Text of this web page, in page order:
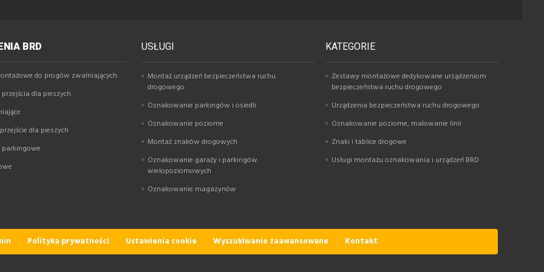
BRD
do progów zwalniających
dla pieszych
dla pieszych
USŁUGI
Montaż urządzeń bezpieczeństwa ruchu
drogowego
Oznakowanie parkingów i osiedli
Oznakowanie poziome
Montaż znaków drogowych
Oznakowanie garaży i parkingów
wielopoziomowych
Oznakowanie magazynów
KATEGORIE
Zestawy montażowe dedykowane urządzeniom
bezpieczeństwa ruchu drogowego
Urządzenia bezpieczeństwa ruchu drogowego
Oznakowanie poziome, malowanie linii
Znaki i tablice drogowe
Usługi montażu oznakowania i urządzeń BRD
Polityka prywatności Ustawienia cookie Wyszukiwanie zaawansowane Kontakt